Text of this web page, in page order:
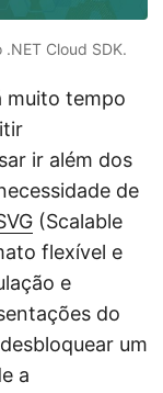
Cloud SDK.
muito tempo
ir além dos
de
(Scalable
flexível e
e
do
um
a